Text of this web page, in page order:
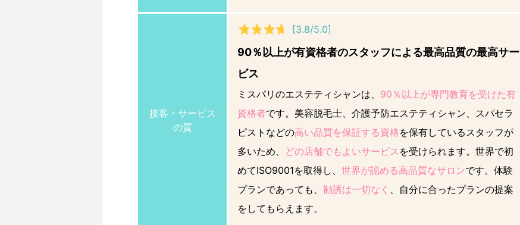
接客・サービス
の質
[3.8/5.0]
90％以上が有資格者のスタッフによる最高品質の最高サー
ビス
ミスパリのエステティシャンは、 90％以上が専門教育を受けた有
資格者です。美容脱毛士、介護予防エステティシャン、スパセラ
ピストなどの高い品質を保証する資格を保有しているスタッフが
多いため、 どの店舗でもよいサービス を受けられます。世界で初
めてISO9001を取得し、 世界が認める高品質なサロンです。体験
プランであっても、 勧誘は一切なく 、自分に合ったプランの提案
をしてもらえます。